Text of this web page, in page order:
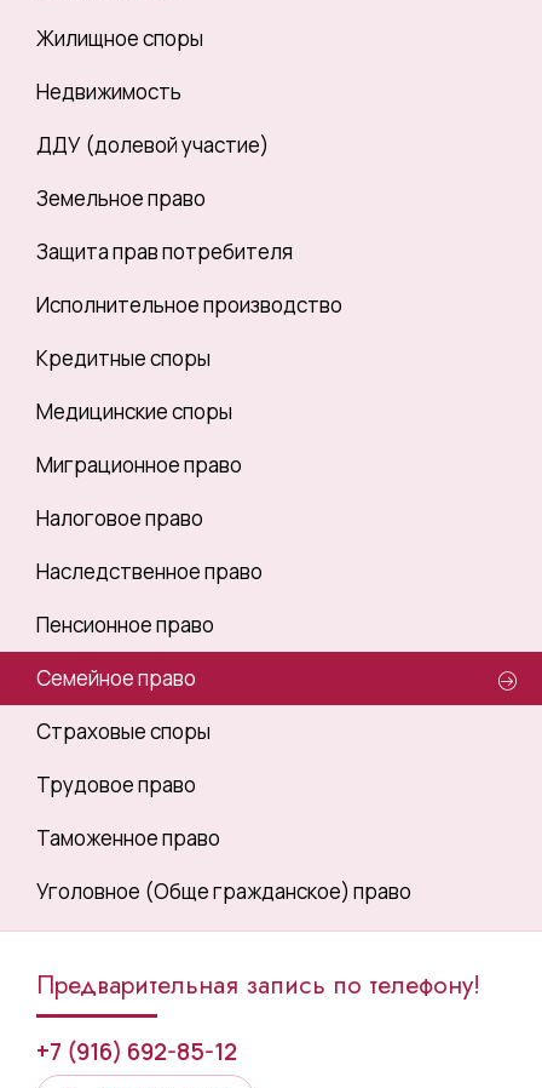
Жилищное споры
Недвижимость
ДДУ (долевой участие)
Земельное право
Защита прав потребителя
Исполнительное производство
Кредитные споры
Медицинские споры
Миграционное право
Налоговое право
Наследственное право
Пенсионное право
Семейное право
Страховые споры
Трудовое право
Таможенное право
Уголовное (Обще гражданское) право
Предварительная запись по телефону!
+7 (916) 692-85-12